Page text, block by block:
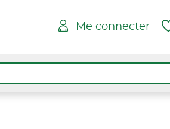
Me connecter